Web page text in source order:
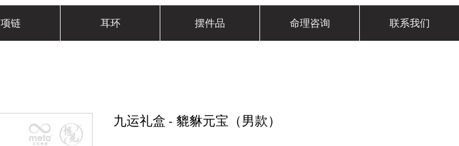
项链 耳环 摆件品 命理咨询 联系我们
九运礼盒 - 貔貅元宝（男款）